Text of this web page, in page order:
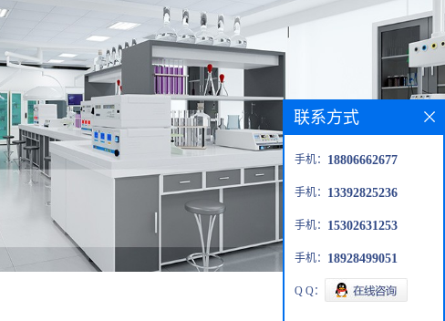
联系方式
手机： 18806662677
手机： 13392825236
手机： 15302631253
手机： 18928499051
Q Q：